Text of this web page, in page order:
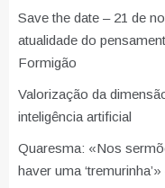
Save the date – 21 de
atualidade do
Formigão
Valorização da
inteligência artificial
Quaresma: «Nos
haver uma